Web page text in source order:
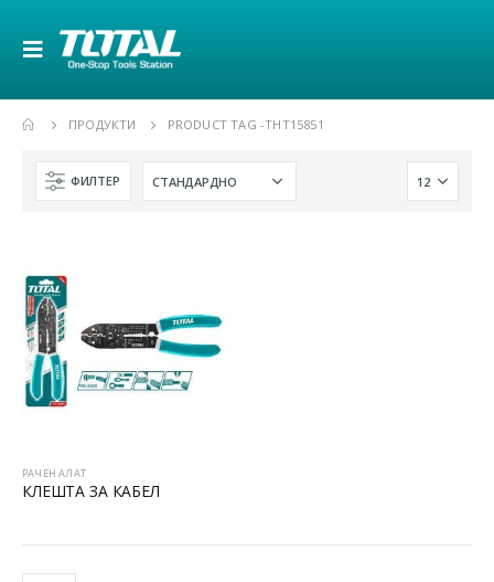
ПРОДУКТИ PRODUCT TAG -THT15851
ФИЛТЕР
РАЧЕН АЛАТ
КЛЕШТА ЗА КАБЕЛ